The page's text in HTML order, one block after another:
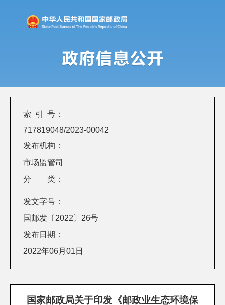
索 引 号：
717819048/2023-00042
发布机构：
市场监管司
分 类：
发文字号：
国邮发〔2022〕26号
发布日期：
2022年06月01日
国家邮政局关于印发《邮政业生态环境保